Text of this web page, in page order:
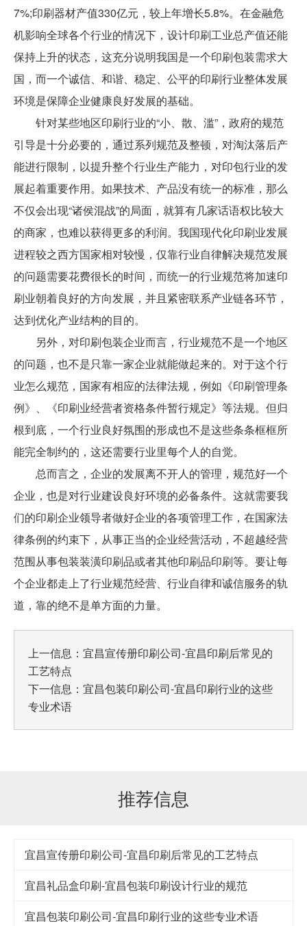
7%;印刷器材产值330亿元，较上年增长5.8%。在金融危
机影响全球各个行业的情况下，设计印刷工业总产值还能
保持上升的状态，这充分说明我国是一个印刷包装需求大
国，而一个诚信、和谐、稳定、公平的印刷行业整体发展
环境是保障企业健康良好发展的基础。
针对某些地区印刷行业的“小、散、滥”，政府的规范
引导是十分必要的，通过系列规范及整顿，对淘汰落后产
能进行限制，以提升整个行业生产能力，对印包行业的发
展起着重要作用。如果技术、产品没有统一的标准，那么
不仅会出现“诸侯混战”的局面，就算有几家话语权比较大
的商家，也难以获得更多的利润。我国现代化印刷业发展
进程较之西方国家相对较慢，仅靠行业自律解决规范发展
的问题需要花费很长的时间，而统一的行业规范将加速印
刷业朝着良好的方向发展，并且紧密联系产业链各环节，
达到优化产业结构的目的。
另外，对印刷包装企业而言，行业规范不是一个地区
的问题，也不是只靠一家企业就能做起来的。对于这个行
业怎么规范，国家有相应的法律法规，例如《印刷管理条
例》、《印刷业经营者资格条件暂行规定》等法规。但归
根到底，一个行业良好氛围的形成也不是这些条条框框所
能完全制约的，这还需要行业里每个人的自觉。
总而言之，企业的发展离不开人的管理，规范好一个
企业，也是对行业建设良好环境的必备条件。这就需要我
们的印刷企业领导者做好企业的各项管理工作，在国家法
律条例的约束下，从事正当的企业经营活动，不超越经营
范围从事包装装潢印刷品或者其他印刷品印刷等。要让每
个企业都走上了行业规范经营、行业自律和诚信服务的轨
道，靠的绝不是单方面的力量。
上一信息： 宜昌宣传册印刷公司-宜昌印刷后常见的
工艺特点
下一信息： 宜昌包装印刷公司-宜昌印刷行业的这些
专业术语
推荐信息
宜昌宣传册印刷公司-宜昌印刷后常见的工艺特点
宜昌礼品盒印刷-宜昌包装印刷设计行业的规范
宜昌包装印刷公司-宜昌印刷行业的这些专业术语